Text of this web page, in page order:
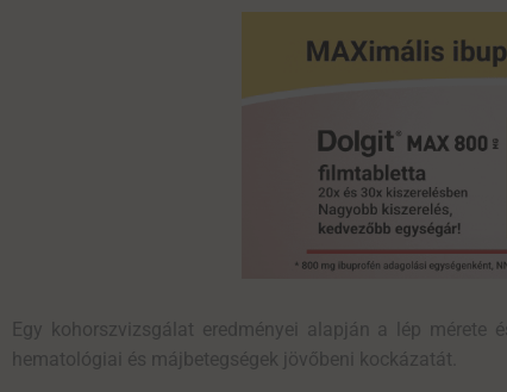
Egy kohorszvizsgálat eredményei alapján a lép mérete
hematológiai és májbetegségek jövőbeni kockázatát.